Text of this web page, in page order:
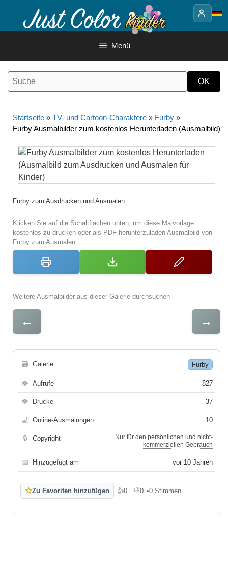
Inhalt
Menü
Startseite » TV- und Cartoon-Charaktere » Furby »
Furby Ausmalbilder zum kostenlos Herunterladen (Ausmalbild)
Furby zum Ausdrucken und Ausmalen
Klicken Sie auf die Schaltflächen unten, um diese Malvorlage
kostenlos zu drucken oder als PDF herunterzuladen Ausmalbild von
Furby zum Ausmalen
Weitere Ausmalbilder aus dieser Galerie durchsuchen
← →
🗃 Galerie Furby
👁 Aufrufe 827
👁 Drucke 37
💻 Online-Ausmalungen 10
🔒 Copyright
Nur für den persönlichen und nicht-
kommerziellen Gebrauch
📅 Hinzugefügt am vor 10 Jahren
☆Zu Favoriten hinzufügen 👍0
Gefällt mir
👎0
Gefällt mir nicht
•0 Stimmen